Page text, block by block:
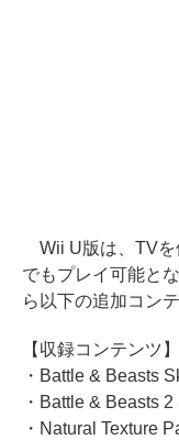
Wii U版は、TVを
でもプレイ可能と
ら以下の追加コン
【収録コンテンツ】
・Battle & Beasts
・Battle & Beasts
・Natural Texture